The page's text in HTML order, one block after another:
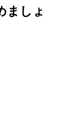
ましょ